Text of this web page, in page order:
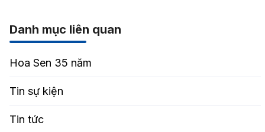
Danh mục liên quan
Hoa Sen 35 năm
Tin sự kiện
Tin tức